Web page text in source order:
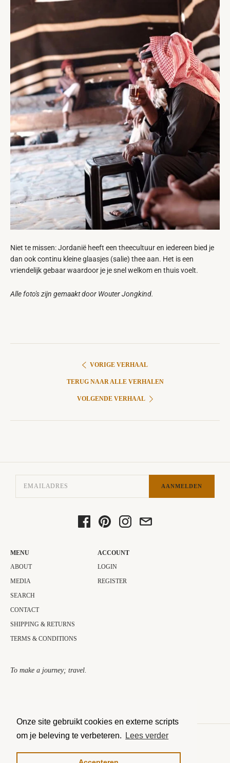
Onze site gebruikt cookies en externe scripts
om je beleving te verbeteren.
Lees verder
Niet te missen: Jordanië heeft een theecultuur en iedereen bied je
dan ook continu kleine glaasjes (salie) thee aan. Het is een
vriendelijk gebaar waardoor je je snel welkom en thuis voelt.
Alle foto's zijn gemaakt door Wouter Jongkind.
VORIGE VERHAAL
TERUG NAAR ALLE VERHALEN
VOLGENDE VERHAAL
AANMELDEN
MENU
ABOUT
MEDIA
SEARCH
CONTACT
SHIPPING & RETURNS
TERMS & CONDITIONS
ACCOUNT
LOGIN
REGISTER
To make a journey; travel.​
MOGELIJK GEMAAKT DOOR SHOPIFY